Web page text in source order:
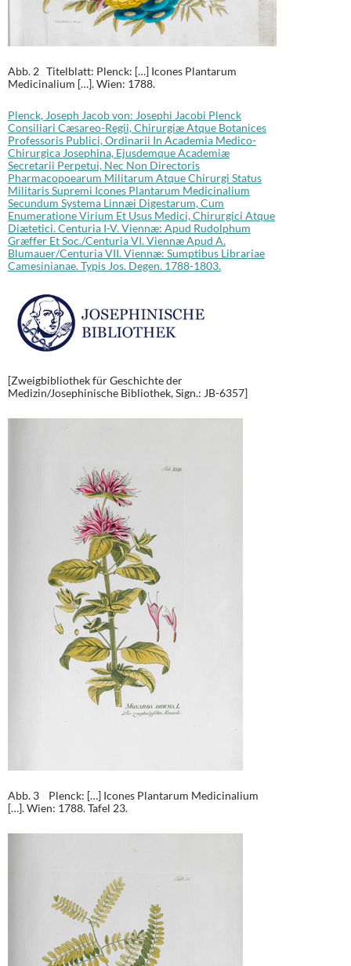
Abb. 2 Titelblatt: Plenck: […] Icones Plantarum
Medicinalium […]. Wien: 1788.
Plenck, Joseph Jacob von: Josephi Jacobi Plenck
Consiliari Cæsareo-Regii, Chirurgiæ Atque Botanices
Professoris Publici, Ordinarii In Academia Medico-
Chirurgica Josephina, Ejusdemque Academiæ
Secretarii Perpetui, Nec Non Directoris
Pharmacopoearum Militarum Atque Chirurgi Status
Militaris Supremi Icones Plantarum Medicinalium
Secundum Systema Linnæi Digestarum, Cum
Enumeratione Virium Et Usus Medici, Chirurgici Atque
Diætetici. Centuria I-V. Viennæ: Apud Rudolphum
Græffer Et Soc./Centuria VI. Viennæ Apud A.
Blumauer/Centuria VII. Viennæ: Sumptibus Librariae
Camesinianae. Typis Jos. Degen. 1788-1803.
[Zweigbibliothek für Geschichte der
Medizin/Josephinische Bibliothek, Sign.: JB-6357]
Abb. 3 Plenck: […] Icones Plantarum Medicinalium
[…]. Wien: 1788. Tafel 23.